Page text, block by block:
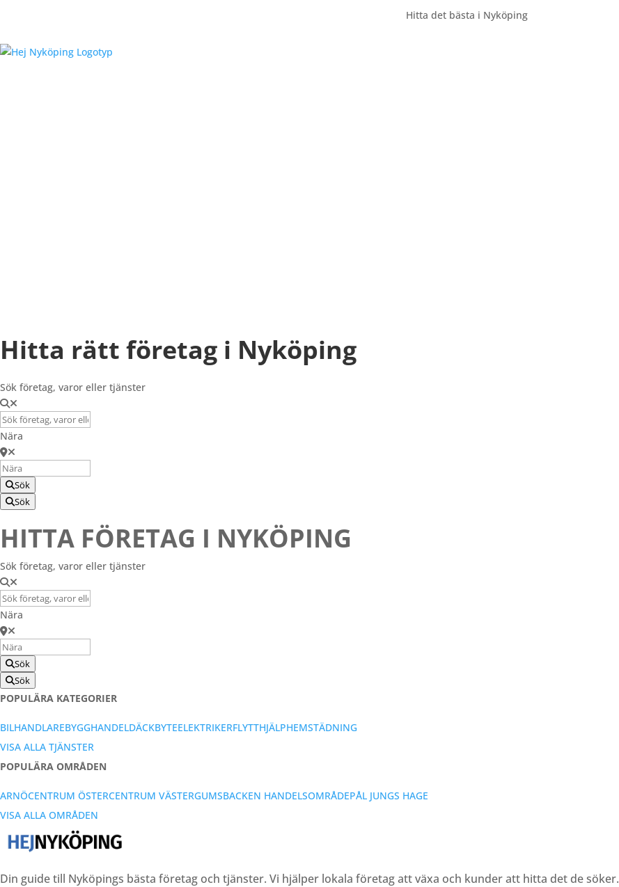
Hitta det bästa i Nyköping
Hitta rätt företag i Nyköping
Sök företag, varor eller tjänster
Nära
Sök
Sök
HITTA FÖRETAG I NYKÖPING
Sök företag, varor eller tjänster
Nära
Sök
Sök
POPULÄRA KATEGORIER
BILHANDLAREBYGGHANDELDÄCKBYTEELEKTRIKERFLYTTHJÄLPHEMSTÄDNING
VISA ALLA TJÄNSTER
POPULÄRA OMRÅDEN
ARNÖCENTRUM ÖSTERCENTRUM VÄSTERGUMSBACKEN HANDELSOMRÅDEPÅL JUNGS HAGE
VISA ALLA OMRÅDEN
Din guide till Nyköpings bästa företag och tjänster. Vi hjälper lokala företag att växa och kunder att hitta det de söker.